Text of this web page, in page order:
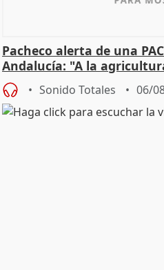
Pacheco alerta de una
Andalucía: "A la
Sonido Totales 06/